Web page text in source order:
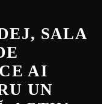
SALA
AI
UN